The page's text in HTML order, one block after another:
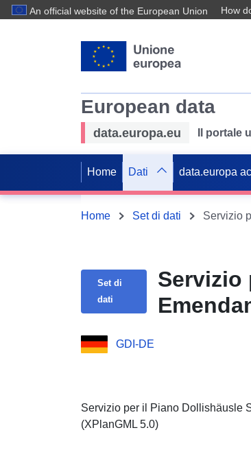
An official website of the European Union How
European data
data.europa.eu Il portale
Home Dati data.europa
Home Set di dati Servizio
Set di
dati
Servizio
GDI-DE
Servizio per il Piano Dollishäusle
(XPlanGML 5.0)